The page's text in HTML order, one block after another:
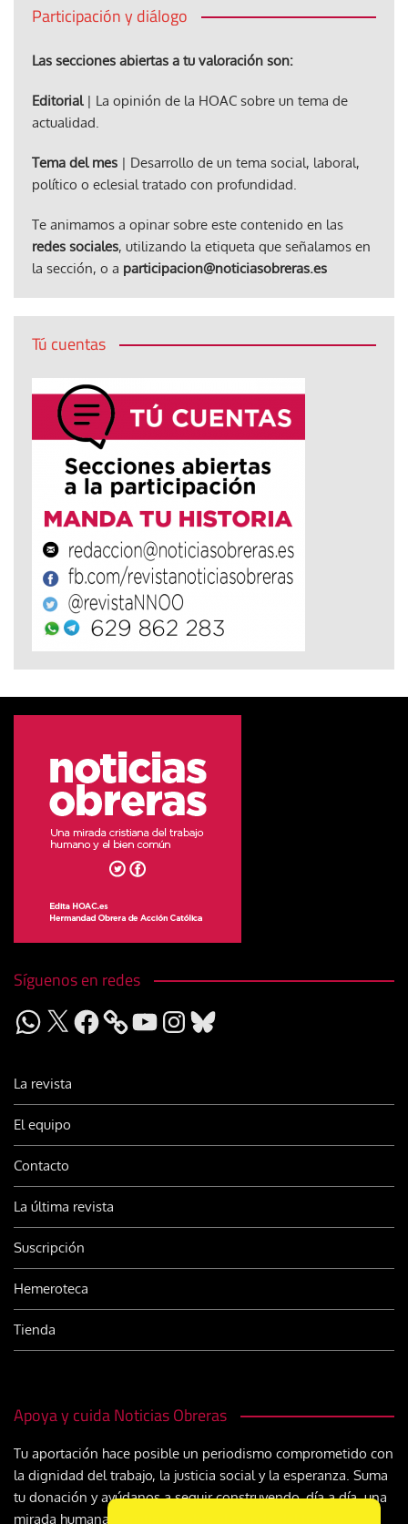
Participación y diálogo
Las secciones abiertas a tu valoración son:
Editorial| La opinión de la HOAC sobre un tema de
actualidad.
Tema del mes | Desarrollo de un tema social, laboral,
político o eclesial tratado con profundidad.
Te animamos a opinar sobre este contenido en las
redes sociales, utilizando la etiqueta que señalamos en
la sección, o a participacion@noticiasobreras.es
Tú cuentas
Síguenos en redes
WhatsApp
X Facebook YouTubeInstagram
Bluesky
La revista
El equipo
Contacto
La última revista
Suscripción
Hemeroteca
Tienda
Apoya y cuida Noticias Obreras
Tu aportación hace posible un periodismo comprometido con
la dignidad del trabajo, la justicia social y la esperanza. Suma
tu donación y ayúdanos a seguir construyendo, día a día, una
mirada humana y cristiana sobre el mundo del trabajo